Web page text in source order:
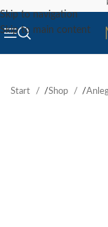
Skip to navigation
Skip to main content
Start /Shop /